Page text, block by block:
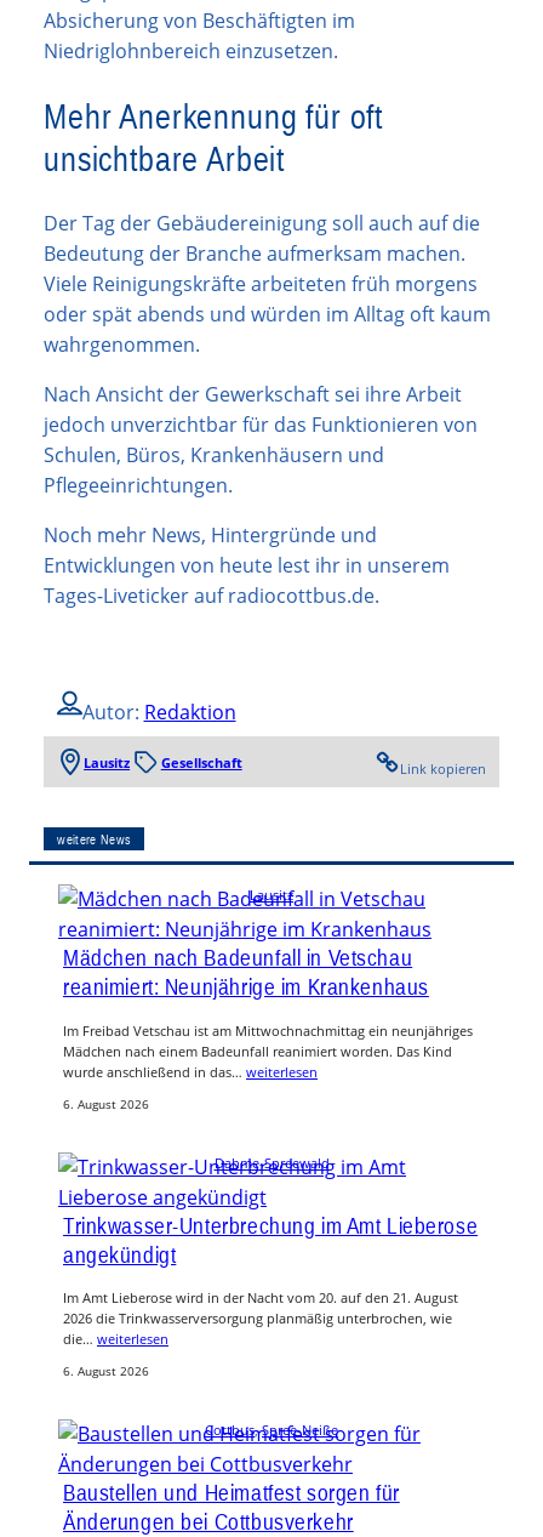
Absicherung von Beschäftigten im
Niedriglohnbereich einzusetzen.
Mehr Anerkennung für oft
unsichtbare Arbeit
Der Tag der Gebäudereinigung soll auch auf die
Bedeutung der Branche aufmerksam machen.
Viele Reinigungskräfte arbeiteten früh morgens
oder spät abends und würden im Alltag oft kaum
wahrgenommen.
Nach Ansicht der Gewerkschaft sei ihre Arbeit
jedoch unverzichtbar für das Funktionieren von
Schulen, Büros, Krankenhäusern und
Pflegeeinrichtungen.
Noch mehr News, Hintergründe und
Entwicklungen von heute lest ihr in unserem
Tages-Liveticker auf radiocottbus.de.
Autor: Redaktion
Lausitz Gesellschaft Link kopieren
weitere News
Lausitz
Mädchen nach Badeunfall in Vetschau
reanimiert: Neunjährige im Krankenhaus
Im Freibad Vetschau ist am Mittwochnachmittag ein neunjähriges
Mädchen nach einem Badeunfall reanimiert worden. Das Kind
wurde anschließend in das… weiterlesen
6. August 2026
Dahme-Spreewald
Trinkwasser-Unterbrechung im Amt Lieberose
angekündigt
Im Amt Lieberose wird in der Nacht vom 20. auf den 21. August
2026 die Trinkwasserversorgung planmäßig unterbrochen, wie
die… weiterlesen
6. August 2026
Cottbus, Spree-Neiße
Baustellen und Heimatfest sorgen für
Änderungen bei Cottbusverkehr